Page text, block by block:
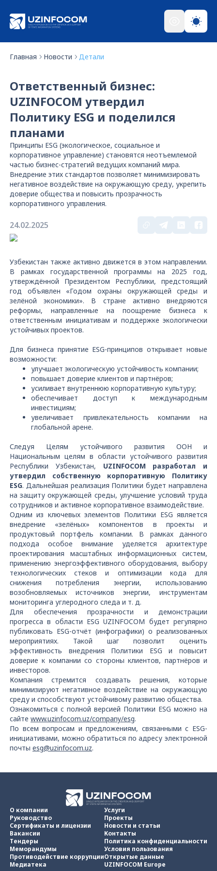
Главная Новости Детали
Ответственный бизнес:
UZINFOCOM утвердил
Политику ESG и поделился
планами
Принципы ESG (экологическое, социальное и
корпоративное управление) становятся неотъемлемой
частью бизнес-стратегий ведущих компаний мира.
Внедрение этих стандартов позволяет минимизировать
негативное воздействие на окружающую среду, укрепить
доверие общества и повысить прозрачность
корпоративного управления.
24.02.2025
Узбекистан также активно движется в этом направлении.
В рамках государственной программы на 2025 год,
утверждённой Президентом Республики, предстоящий
год объявлен «Годом охраны окружающей среды и
зелёной экономики». В стране активно внедряются
реформы, направленные на поощрение бизнеса к
ответственным инициативам и поддержке экологически
устойчивых проектов.
Для бизнеса принятие ESG-принципов открывает новые
возможности:
улучшает экологическую устойчивость компании;
повышает доверие клиентов и партнёров;
усиливает внутреннюю корпоративную культуру;
обеспечивает доступ к международным
инвестициям;
увеличивает привлекательность компании на
глобальной арене.
Следуя Целям устойчивого развития ООН и
Национальным целям в области устойчивого развития
Республики Узбекистан, UZINFOCOM разработал и
утвердил собственную корпоративную Политику
ESG. Дальнейшая реализация Политики будет направлена
на защиту окружающей среды, улучшение условий труда
сотрудников и активное корпоративное взаимодействие.
Одним из ключевых элементов Политики ESG является
внедрение «зелёных» компонентов в проекты и
продуктовый портфель компании. В рамках данного
подхода особое внимание уделяется архитектуре
проектирования масштабных информационных систем,
применению энергоэффективного оборудования, выбору
технологических стеков и оптимизации кода для
снижения потребления энергии, использованию
возобновляемых источников энергии, инструментам
мониторинга углеродного следа и т. д.
Для обеспечения прозрачности и демонстрации
прогресса в области ESG UZINFOCOM будет регулярно
публиковать ESG-отчёт (инфографики) о реализованных
мероприятиях. Такой шаг позволит оценить
эффективность внедрения Политики ESGи повысит
доверие к компании со стороны клиентов, партнёров и
инвесторов.
Компания стремится создавать решения, которые
минимизируют негативное воздействие на окружающую
среду и способствуют устойчивому развитию общества.
Ознакомиться с полной версией Политики ESG можно на
сайте www.uzinfocom.uz/company/esg.
По всем вопросам и предложениям, связанными с ESG-
инициативами, можно обратиться по адресу электронной
почты esg@uzinfocom.uz.
О компании
Руководство
Сертификаты и лицензии
Вакансии
Тендеры
Меморандумы
Противодействие коррупции
Медиатека
Услуги
Проекты
Новости и статьи
Контакты
Политика конфиденциальности
Условия пользования
Открытые данные
UZINFOCOM Europe